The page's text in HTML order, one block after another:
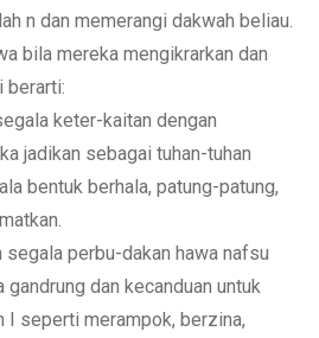
n dan memerangi dakwah beliau.
bila mereka mengikrarkan dan
berarti:
keter-kaitan dengan
jadikan sebagai tuhan-tuhan
bentuk berhala, patung-patung,
perbu-dakan hawa nafsu
dan kecanduan untuk
I seperti merampok, berzina,